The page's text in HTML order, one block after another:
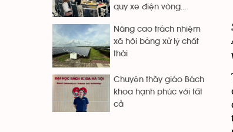
quy xe điện vòng...
Nâng cao trách nhiệm
xã hội bằng xử lý chất
thải
Chuyện thầy giáo Bách
khoa hạnh phúc với tất
cả